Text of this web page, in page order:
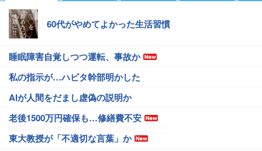
60代がやめてよかった生活習慣
睡眠障害自覚しつつ運転、事故か
私の指示が…ハビタ幹部明かした
AIが人間をだまし虚偽の説明か
老後1500万円確保も…修繕費不安
東大教授が「不適切な言葉」か